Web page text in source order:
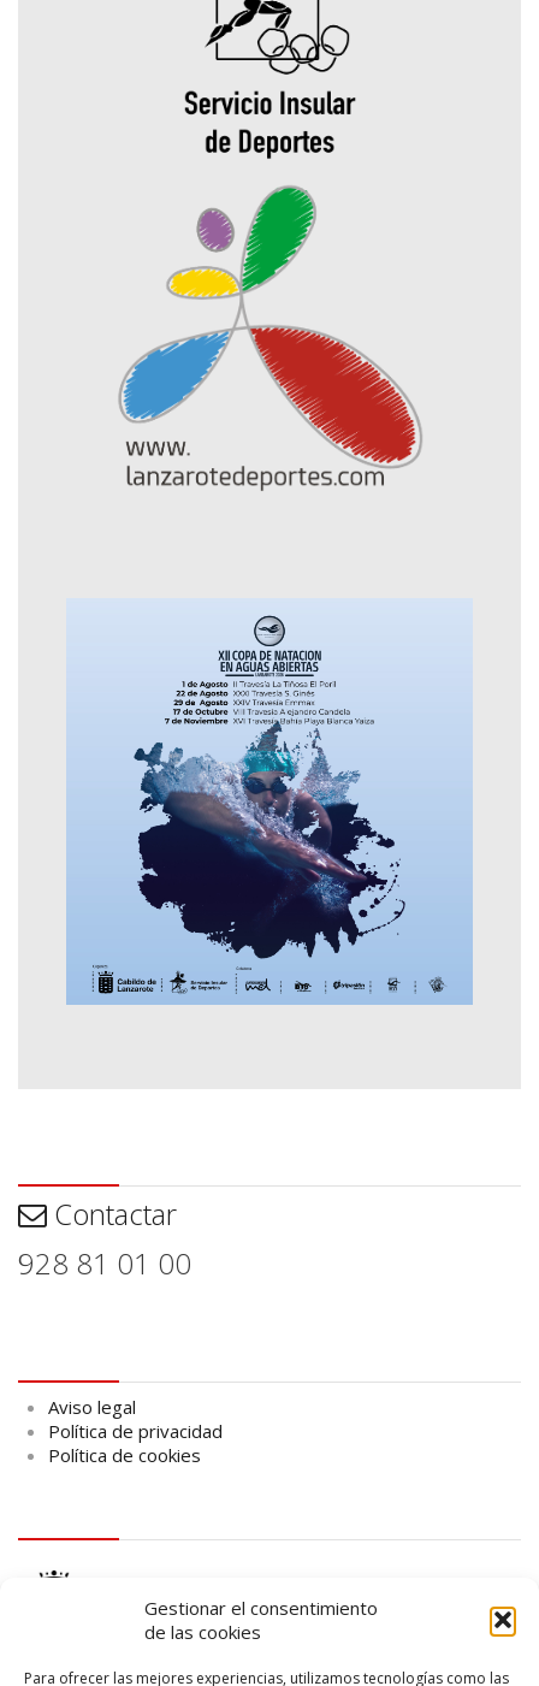
Gestionar el consentimiento
de las cookies
Para ofrecer las mejores experiencias, utilizamos tecnologías como las
Contactar
928 81 01 00
Aviso legal
Política de privacidad
Política de cookies